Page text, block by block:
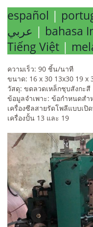
español |
| bahasa
Tiếng Việt |
ความเร็ว: 90 ชิ้น/นาที
ขนาด: 16 x 30 13x30 19 x
วัสดุ: ขดลวดเหล็กชุบสังกะสี
ข้อมูลจำเพาะ: ข้อกำหนดสำ
เครื่องซีลสายรัดโพลีแบบเปิ
เครื่องปั้น 13 และ 19